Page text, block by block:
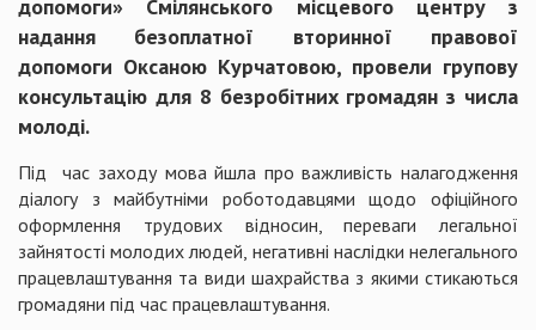
допомоги» Смілянського місцевого центру з
надання безоплатної вторинної правової
допомоги Оксаною Курчатовою, провели групову
консультацію для 8 безробітних громадян з числа
молоді.
Під час заходу мова йшла про важливість налагодження
діалогу з майбутніми роботодавцями щодо офіційного
оформлення трудових відносин, переваги легальної
зайнятості молодих людей, негативні наслідки нелегального
працевлаштування та види шахрайства з якими стикаються
громадяни під час працевлаштування.